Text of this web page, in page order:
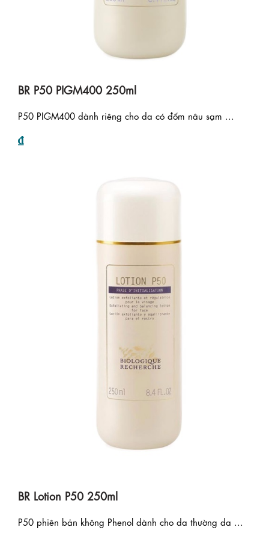
BR P50 PIGM400 250ml
P50 PIGM400 dành riêng cho da có đốm nâu sạm ...
₫
BR Lotion P50 250ml
P50 phiên bản không Phenol dành cho da thường da ...